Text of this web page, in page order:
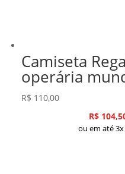
Camiseta
operária
R$ 110,00
R$
ou em até